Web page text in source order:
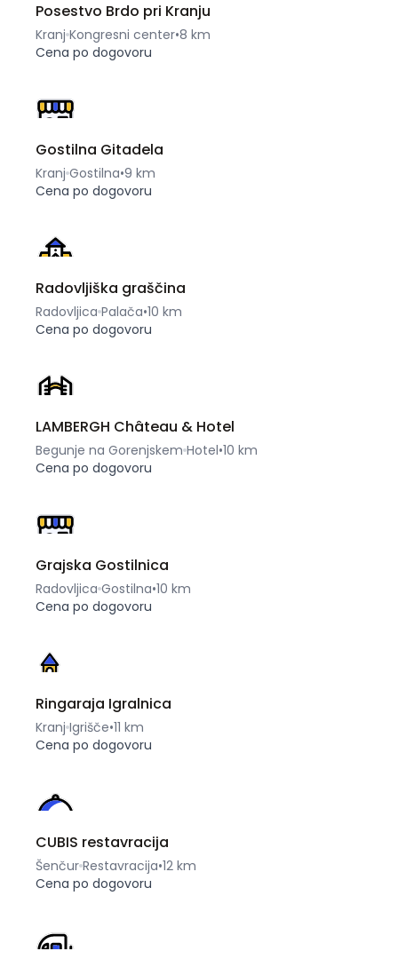
Posestvo Brdo pri Kranju
Kranj Kongresni center•8 km
Cena po dogovoru
Gostilna Gitadela
Kranj Gostilna•9 km
Cena po dogovoru
Radovljiška graščina
Radovljica Palača•10 km
Cena po dogovoru
LAMBERGH Château & Hotel
Begunje na Gorenjskem Hotel•10 km
Cena po dogovoru
Grajska Gostilnica
Radovljica Gostilna•10 km
Cena po dogovoru
Ringaraja Igralnica
Kranj Igrišče•11 km
Cena po dogovoru
CUBIS restavracija
Šenčur Restavracija•12 km
Cena po dogovoru